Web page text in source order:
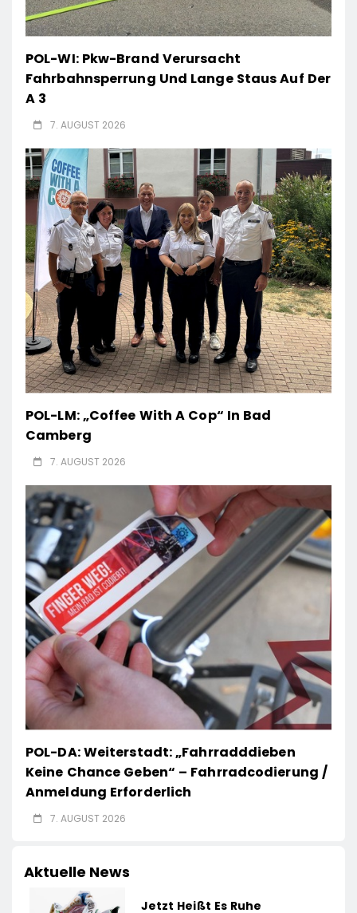
POL-WI: Pkw-Brand Verursacht
Fahrbahnsperrung Und Lange Staus Auf Der
A 3
7. AUGUST 2026
POL-LM: „Coffee With A Cop“ In Bad
Camberg
7. AUGUST 2026
POL-DA: Weiterstadt: „Fahrradddieben
Keine Chance Geben“ – Fahrradcodierung /
Anmeldung Erforderlich
7. AUGUST 2026
Aktuelle News
Jetzt Heißt Es Ruhe